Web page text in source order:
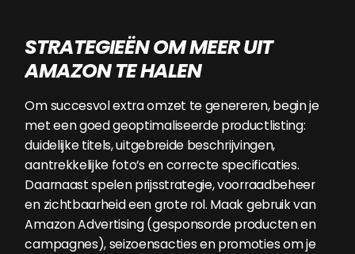
STRATEGIEËN OM MEER UIT
AMAZON TE HALEN
Om succesvol extra omzet te genereren, begin je
met een goed geoptimaliseerde productlisting:
duidelijke titels, uitgebreide beschrijvingen,
aantrekkelijke foto’s en correcte specificaties.
Daarnaast spelen prijsstrategie, voorraadbeheer
en zichtbaarheid een grote rol. Maak gebruik van
Amazon Advertising (gesponsorde producten en
campagnes), seizoensacties en promoties om je